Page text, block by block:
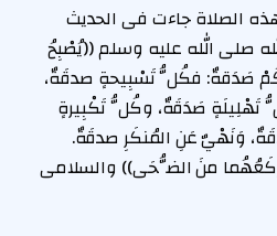
الصلاة جاءت فى الحديث
صلى الله عليه وسلم ((يُصْبِحُ
صَدَقةٌ: فكُلُّ تَسْبِيحةٍ صدقَةٌ،
صَدَقَةٌ، وكُلُّ تَكْبِيرةٍ
وَنَهْيٌ عَنِ المُنكَرِ صدقَةٌ.
منَ الضُّحَى)) والسلامى